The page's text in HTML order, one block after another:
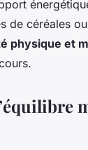
de céréales
physique et